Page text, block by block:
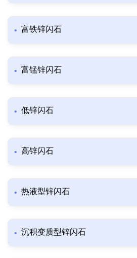
富铁锌闪石
富锰锌闪石
低锌闪石
高锌闪石
热液型锌闪石
沉积变质型锌闪石